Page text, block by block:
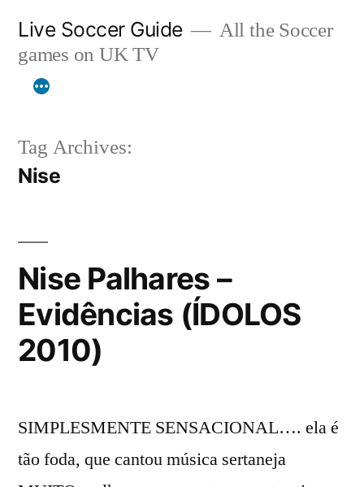
content
Live Soccer Guide
All the Soccer
games on UK TV
Tag Archives:
Nise
Nise Palhares –
Evidências (ÍDOLOS
2010)
SIMPLESMENTE SENSACIONAL…. ela é
tão foda, que cantou música sertaneja